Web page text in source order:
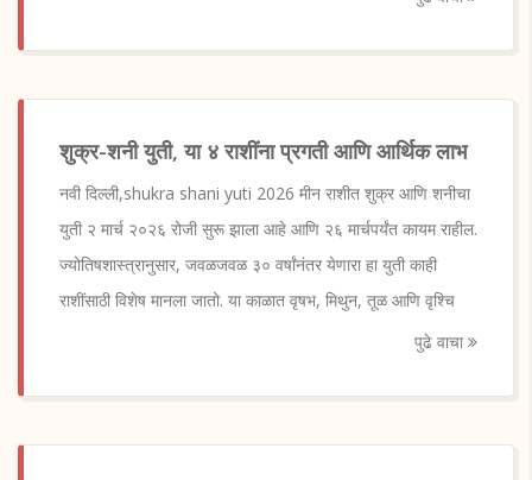
शुक्र-शनी युती, या ४ राशींना प्रगती आणि आर्थिक लाभ
नवी दिल्ली,shukra shani yuti 2026 मीन राशीत शुक्र आणि शनीचा
युती २ मार्च २०२६ रोजी सुरू झाला आहे आणि २६ मार्चपर्यंत कायम राहील.
ज्योतिषशास्त्रानुसार, जवळजवळ ३० वर्षांनंतर येणारा हा युती काही
राशींसाठी विशेष मानला जातो. या काळात वृषभ, मिथुन, तूळ आणि वृश्चि
पुढे वाचा